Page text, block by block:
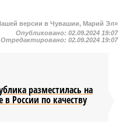
версии в Чувашии, Марий Эл»
Опубликовано:02.09.2024 19:07
Отредактировано:02.09.2024 19:07
разместилась на
в России по качеству